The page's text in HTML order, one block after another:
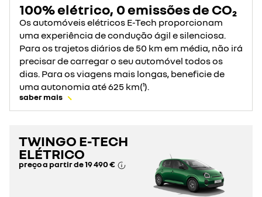
100% elétrico, 0 emissões de CO₂
Os automóveis elétricos E-Tech proporcionam
uma experiência de condução ágil e silenciosa.
Para os trajetos diários de 50 km em média, não irá
precisar de carregar o seu automóvel todos os
dias. Para os viagens mais longas, beneficie de
uma autonomia até 625 km(¹).
saber mais
TWINGO E-TECH
ELÉTRICO
preço a partir de19 490 €